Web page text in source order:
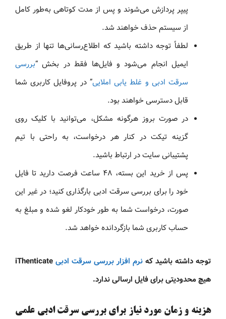
پیپر پردازش می‌شوند و پس از مدت کوتاهی به‌طور کامل
از سیستم حذف خواهند شد.
لطفاً توجه داشته باشید که اطلاع‌رسانی‌ها تنها از طریق
ایمیل انجام می‌شود و فایل‌ها فقط در بخش “بررسی
سرقت ادبی و غلط‌ یابی املایی” در پروفایل کاربری شما
قابل دسترسی خواهند بود.
در صورت بروز هرگونه مشکل، می‌توانید با کلیک روی
گزینه تیکت در کنار هر درخواست، به راحتی با تیم
پشتیبانی سایت در ارتباط باشید.
پس از خرید این بسته، ۴۸ ساعت فرصت دارید تا فایل
خود را برای بررسی سرقت ادبی بارگذاری کنید؛ در غیر این
صورت، درخواست شما به طور خودکار لغو شده و مبلغ به
حساب کاربری شما بازگردانده خواهد شد.
توجه داشته باشید که نرم افزار بررسی سرقت ادبی iThenticate
هیچ محدودیتی برای فایل ارسالی ندارد.
هزینه و زمان مورد نیاز برای بررسی سرقت ادبی علمی